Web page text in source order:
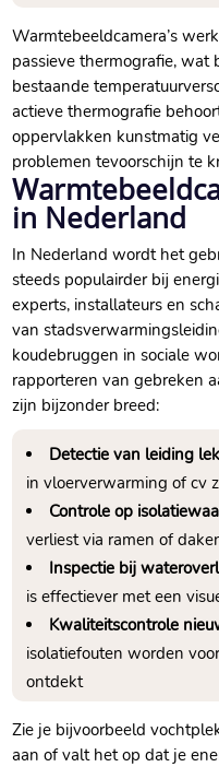
Warmtebeeldcamera’s
passieve thermografie, wat
bestaande
actieve thermografie
oppervlakken kunstmatig
problemen tevoorschijn te
in Nederland
In Nederland wordt het
steeds populairder bij
experts, installateurs en
van
koudebruggen in sociale
rapporteren van gebreken
zijn bijzonder breed:
Detectie van leiding
in vloerverwarming of cv
Controle op
verliest via ramen of
Inspectie bij
is effectiever met een
Kwaliteitscontrole
isolatiefouten worden
ontdekt
Zie je bijvoorbeeld
aan of valt het op dat je